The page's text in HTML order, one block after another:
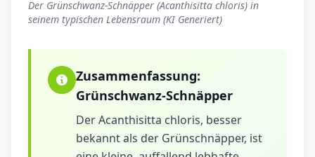
Der Grünschwanz-Schnäpper (Acanthisitta chloris) in
seinem typischen Lebensraum (KI Generiert)
Zusammenfassung:
Grünschwanz-Schnäpper
Der Acanthisitta chloris, besser
bekannt als der Grünschnäpper, ist